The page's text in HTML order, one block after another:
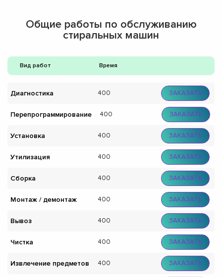
Общие работы по обслуживанию
стиральных машин
Вид работ Время
Диагностика 400 ЗАКАЗАТЬ
Перепрограммирование 400 ЗАКАЗАТЬ
Установка 400 ЗАКАЗАТЬ
Утилизация 400 ЗАКАЗАТЬ
Сборка 400 ЗАКАЗАТЬ
Монтаж / демонтаж 400 ЗАКАЗАТЬ
Вывоз 400 ЗАКАЗАТЬ
Чистка 400 ЗАКАЗАТЬ
Извлечение предметов 400 ЗАКАЗАТЬ